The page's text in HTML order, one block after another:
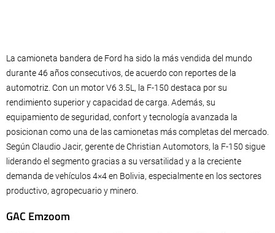
La camioneta bandera de Ford ha sido la más vendida del mundo
durante 46 años consecutivos, de acuerdo con reportes de la
automotriz. Con un motor V6 3.5L, la F-150 destaca por su
rendimiento superior y capacidad de carga. Además, su
equipamiento de seguridad, confort y tecnología avanzada la
posicionan como una de las camionetas más completas del mercado.
Según Claudio Jacir, gerente de Christian Automotors, la F-150 sigue
liderando el segmento gracias a su versatilidad y a la creciente
demanda de vehículos 4×4 en Bolivia, especialmente en los sectores
productivo, agropecuario y minero.
GAC Emzoom